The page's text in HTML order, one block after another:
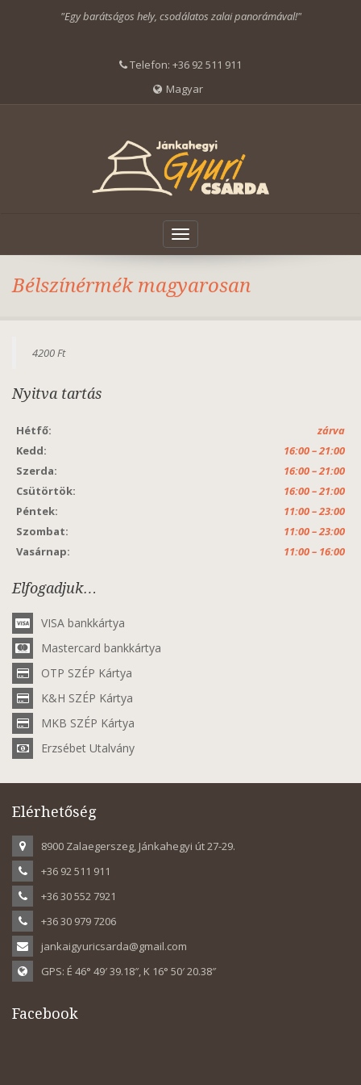
"Egy barátságos hely, csodálatos zalai panorámával!"
Telefon: +36 92 511 911
Magyar
Toggle
navigation
Bélszínérmék magyarosan
4200 Ft
Nyitva tartás
Hétfő:
zárva
Kedd:
16:00 – 21:00
Szerda:
16:00 – 21:00
Csütörtök:
16:00 – 21:00
Péntek:
11:00 – 23:00
Szombat:
11:00 – 23:00
Vasárnap:
11:00 – 16:00
Elfogadjuk…
VISA bankkártya
Mastercard bankkártya
OTP SZÉP Kártya
K&H SZÉP Kártya
MKB SZÉP Kártya
Erzsébet Utalvány
Elérhetőség
8900 Zalaegerszeg, Jánkahegyi út 27-29.
+36 92 511 911
+36 30 552 7921
+36 30 979 7206
jankaigyuricsarda@gmail.com
GPS: É 46° 49′ 39.18″, K 16° 50′ 20.38″
Facebook